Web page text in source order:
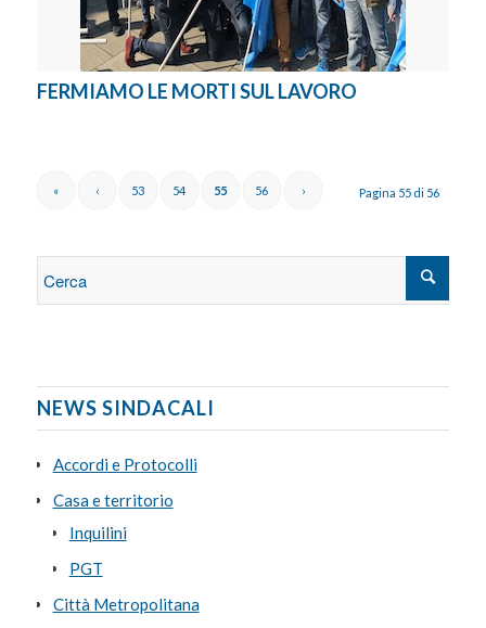
FERMIAMO LE MORTI SUL LAVORO
Pagina 55 di 56
« ‹ 53 54 55 56 ›
NEWS SINDACALI
Accordi e Protocolli
Casa e territorio
Inquilini
PGT
Città Metropolitana